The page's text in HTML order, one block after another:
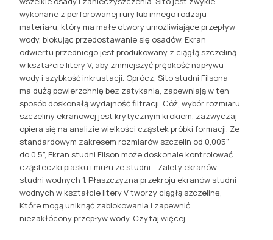
wykonane z perforowanej rury lub innego rodzaju
materiału, który ma małe otwory umożliwiające przepływ
wody, blokując przedostawanie się osadów. Ekran
odwiertu przedniego jest produkowany z ciągłą szczeliną
w kształcie litery V, aby zmniejszyć prędkość napływu
wody i szybkość inkrustacji. Oprócz, Sito studni Filsona
ma dużą powierzchnię bez zatykania, zapewniają w ten
sposób doskonałą wydajność filtracji. Cóż, wybór rozmiaru
szczeliny ekranowej jest krytycznym krokiem, zazwyczaj
opiera się na analizie wielkości cząstek próbki formacji. Ze
standardowym zakresem rozmiarów szczelin od 0,005”
do 0,5”, Ekran studni Filson może doskonale kontrolować
cząsteczki piasku i mułu ze studni. Zalety ekranów
studni wodnych 1. Płaszczyzna przekroju ekranów studni
wodnych w kształcie litery V tworzy ciągłą szczelinę,
Które mogą uniknąć zablokowania i zapewnić
niezakłócony przepływ wody. Czytaj więcej